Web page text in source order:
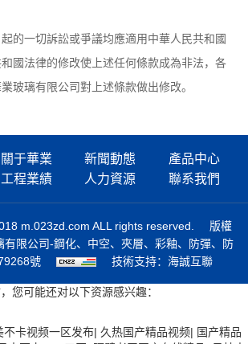
的一切訴訟或爭議均應適用中華人民共和國
國法律的修改使上述任何條款成為非法，各
玻璃有限公司對上述條款做出修改。
關于華業 新聞動態
產品中心
工程業績 人力資源 聯系我們
m.023zd.com ALL rights reserved.
版權
有限公司-鋼化、中空、夾層、彩釉、防彈、防
號 技術支持：海誠互聯
您可能还对以下资源感兴趣：
不卡视频一区发布| 久热国产精品视频| 国产精品